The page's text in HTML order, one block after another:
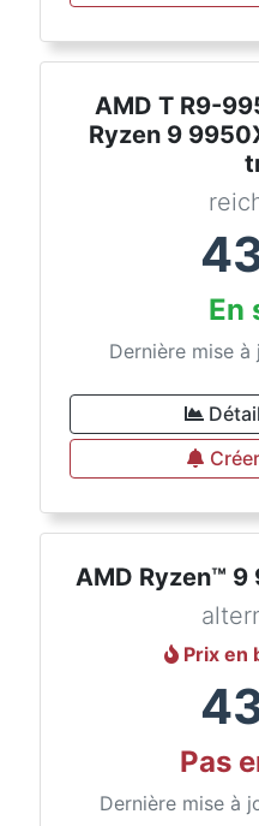
AMD T R9-
Ryzen 9
En
Dernière mise
AMD Ryzen™ 9
Prix en
Pas
Dernière mise à